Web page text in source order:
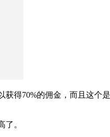
得70%的佣金，而且这个
。